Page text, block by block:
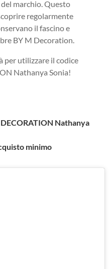
marchio. Questo
regolarmente
il fascino e
BY M Decoration.
per utilizzare il codice
Nathanya Sonia!
Nathanya
minimo